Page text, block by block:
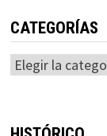
CATEGORÍAS
Categorías